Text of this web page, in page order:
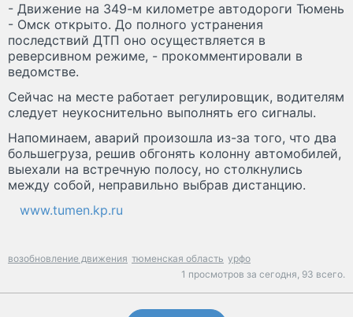
- Движение на 349-м километре автодороги Тюмень
- Омск открыто. До полного устранения
последствий ДТП оно осуществляется в
реверсивном режиме, - прокомментировали в
ведомстве.
Сейчас на месте работает регулировщик, водителям
следует неукоснительно выполнять его сигналы.
Напоминаем, аварий произошла из-за того, что два
большегруза, решив обгонять колонну автомобилей,
выехали на встречную полосу, но столкнулись
между собой, неправильно выбрав дистанцию.
www.tumen.kp.ru
возобновление движения тюменская область урфо
1 просмотров за сегодня, 93 всего.